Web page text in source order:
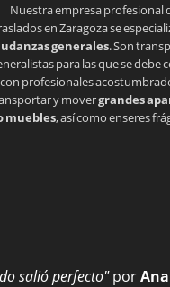
Nuestra empresa profesional
en Zaragoza se
generales. Son
para las que se debe
con profesionales
y movergrandes
muebles, así como enseres
salió perfecto" por